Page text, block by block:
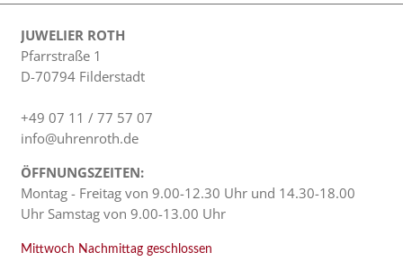
JUWELIER ROTH
Pfarrstraße 1
D-70794 Filderstadt
+49 07 11 / 77 57 07
info@uhrenroth.de
ÖFFNUNGSZEITEN:
Montag - Freitag von 9.00-12.30 Uhr und 14.30-18.00
Uhr Samstag von 9.00-13.00 Uhr
Mittwoch Nachmittag geschlossen